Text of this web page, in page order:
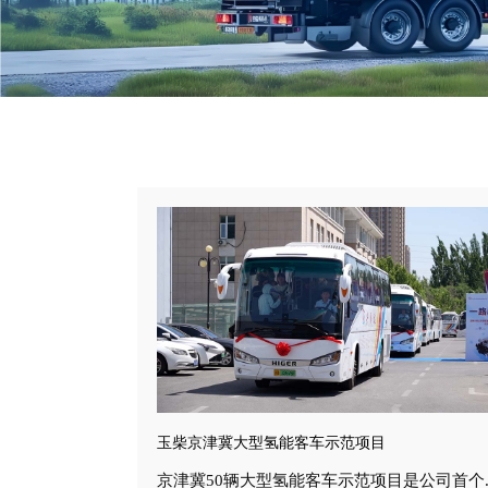
玉柴京津冀大型氢能客车示范项目
京津冀50辆大型氢能客车示范项目是公司首个